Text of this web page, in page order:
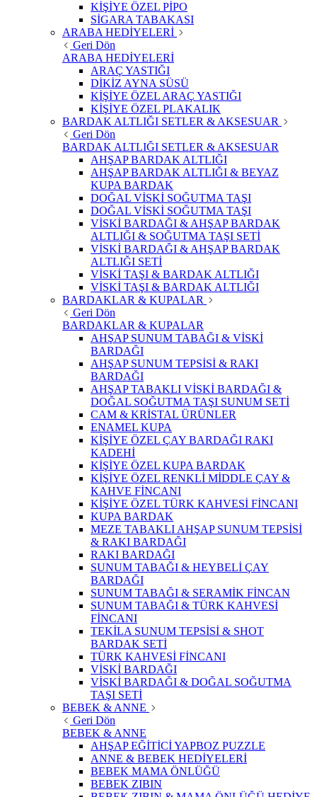
KİŞİYE ÖZEL PİPO
SİGARA TABAKASI
ARABA HEDİYELERİ
Geri Dön
ARABA HEDİYELERİ
ARAÇ YASTIĞI
DİKİZ AYNA SÜSÜ
KİŞİYE ÖZEL ARAÇ YASTIĞI
KİŞİYE ÖZEL PLAKALIK
BARDAK ALTLIĞI SETLER & AKSESUAR
Geri Dön
BARDAK ALTLIĞI SETLER & AKSESUAR
AHŞAP BARDAK ALTLIĞI
AHŞAP BARDAK ALTLIĞI & BEYAZ
KUPA BARDAK
DOĞAL VİSKİ SOĞUTMA TAŞI
DOĞAL VİSKİ SOĞUTMA TAŞI
VİSKİ BARDAĞI & AHŞAP BARDAK
ALTLIĞI & SOĞUTMA TAŞI SETİ
VİSKİ BARDAĞI & AHŞAP BARDAK
ALTLIĞI SETİ
VİSKİ TAŞI & BARDAK ALTLIĞI
VİSKİ TAŞI & BARDAK ALTLIĞI
BARDAKLAR & KUPALAR
Geri Dön
BARDAKLAR & KUPALAR
AHŞAP SUNUM TABAĞI & VİSKİ
BARDAĞI
AHŞAP SUNUM TEPSİSİ & RAKI
BARDAĞI
AHŞAP TABAKLI VİSKİ BARDAĞI &
DOĞAL SOĞUTMA TAŞI SUNUM SETİ
CAM & KRİSTAL ÜRÜNLER
ENAMEL KUPA
KİŞİYE ÖZEL ÇAY BARDAĞI RAKI
KADEHİ
KİŞİYE ÖZEL KUPA BARDAK
KİŞİYE ÖZEL RENKLİ MİDDLE ÇAY &
KAHVE FİNCANI
KİŞİYE ÖZEL TÜRK KAHVESİ FİNCANI
KUPA BARDAK
MEZE TABAKLI AHŞAP SUNUM TEPSİSİ
& RAKI BARDAĞI
RAKI BARDAĞI
SUNUM TABAĞI & HEYBELİ ÇAY
BARDAĞI
SUNUM TABAĞI & SERAMİK FİNCAN
SUNUM TABAĞI & TÜRK KAHVESİ
FİNCANI
TEKİLA SUNUM TEPSİSİ & SHOT
BARDAK SETİ
TÜRK KAHVESİ FİNCANI
VİSKİ BARDAĞI
VİSKİ BARDAĞI & DOĞAL SOĞUTMA
TAŞI SETİ
BEBEK & ANNE
Geri Dön
BEBEK & ANNE
AHŞAP EĞİTİCİ YAPBOZ PUZZLE
ANNE & BEBEK HEDİYELERİ
BEBEK MAMA ÖNLÜĞÜ
BEBEK ZIBIN